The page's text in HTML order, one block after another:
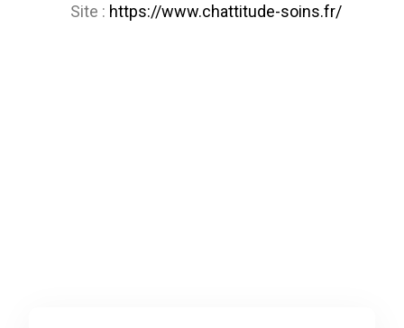
Site : https://www.chattitude-soins.fr/